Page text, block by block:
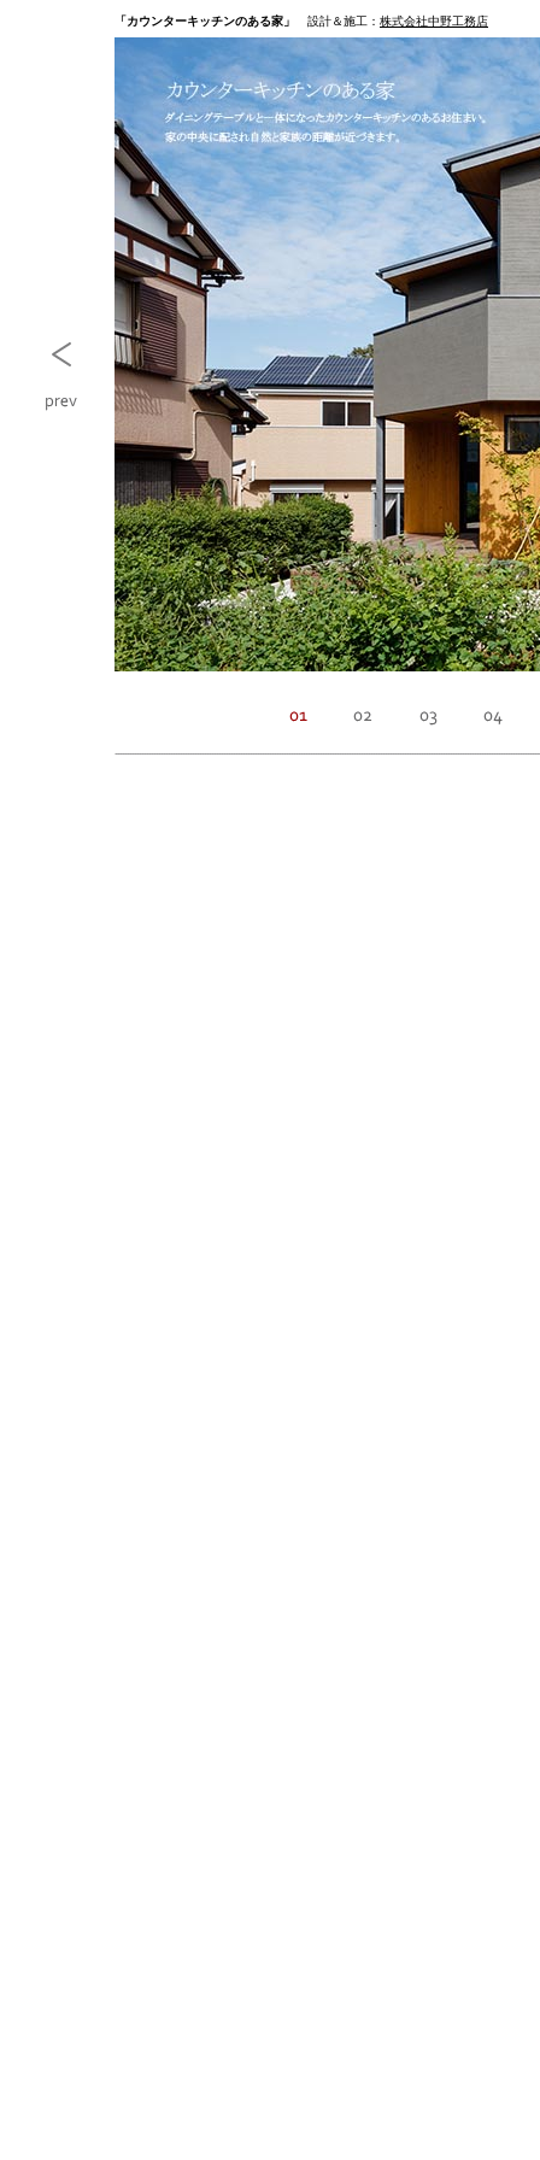
「カウンターキッチンのある家」 設計＆施工： 株式会社中野工務店